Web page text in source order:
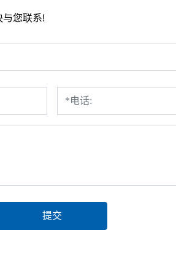
您联系!
提交